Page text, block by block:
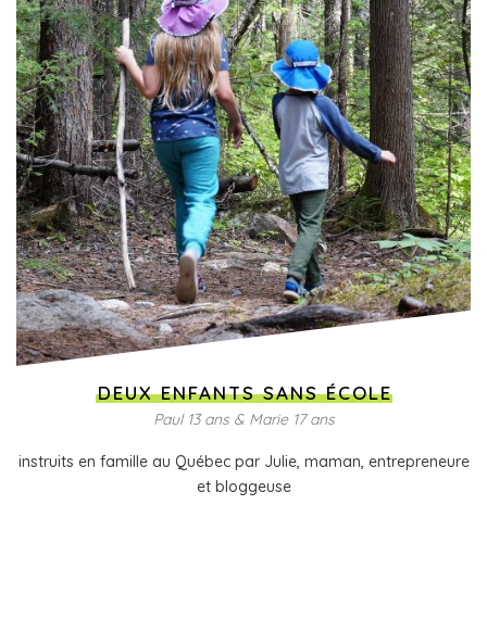
DEUX ENFANTS SANS ÉCOLE
Paul 13 ans & Marie 17 ans
instruits en famille au Québec par Julie, maman, entrepreneure
et bloggeuse